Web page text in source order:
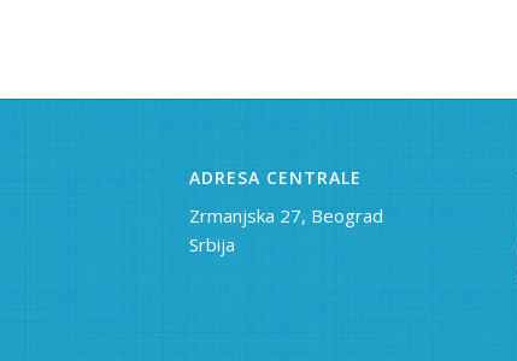
ADRESA CENTRALE
Zrmanjska 27, Beograd
Srbija